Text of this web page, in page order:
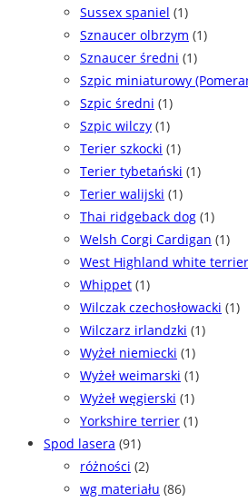
Sussex spaniel (1)
Sznaucer olbrzym (1)
Sznaucer średni (1)
Szpic miniaturowy
Szpic średni (1)
Szpic wilczy (1)
Terier szkocki (1)
Terier tybetański (1)
Terier walijski (1)
Thai ridgeback dog (1)
Welsh Corgi Cardigan (1)
West Highland white terrier
Whippet (1)
Wilczak czechosłowacki (1)
Wilczarz irlandzki (1)
Wyżeł niemiecki (1)
Wyżeł weimarski (1)
Wyżeł węgierski (1)
Yorkshire terrier (1)
Spod lasera (91)
różności (2)
wg materiału (86)